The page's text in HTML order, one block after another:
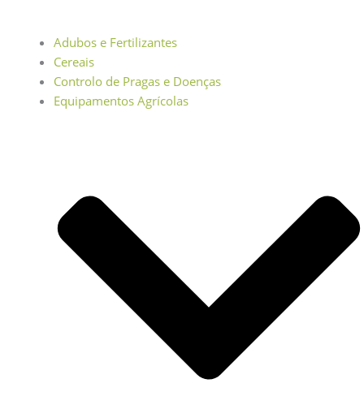
Adubos e Fertilizantes
Cereais
Controlo de Pragas e Doenças
Equipamentos Agrícolas